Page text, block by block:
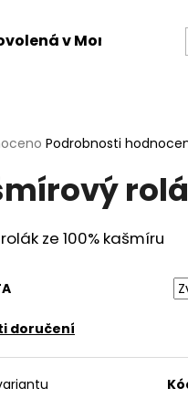
v Mongolsku
Podrobnosti
ze 100% kašmíru
doručení